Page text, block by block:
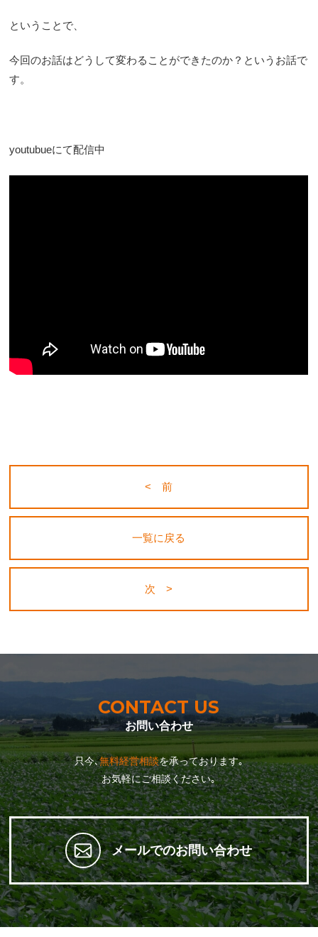
ということで、
今回のお話はどうして変わることができたのか？というお話で
す。
youtubueにて配信中
< 前
一覧に戻る
次 >
CONTACT US
お問い合わせ
只今､無料経営相談を承っております｡
お気軽にご相談ください｡
メールでのお問い合わせ